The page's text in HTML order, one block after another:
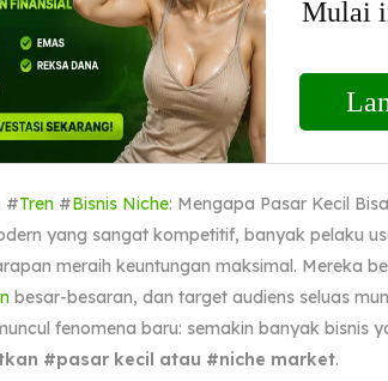
#Tren #Bisnis Niche: Mengapa Pasar Kecil
yang sangat kompetitif, banyak pelaku
meraih keuntungan maksimal. Mereka
besar-besaran, dan target audiens seluas
fenomena baru: semakin banyak bisnis
#pasar kecil atau #niche market.